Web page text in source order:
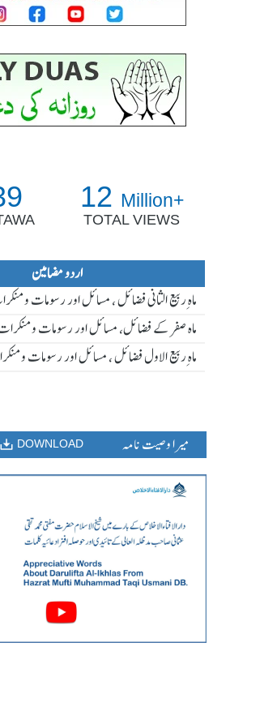
12 Million+
TOTAL VIEWS
اردو مضامین
ماہ ِربیع الثانی فضائل ، مسائل اور رسومات و
ماہ صفر کے فضائل، مسائل اور رسومات و
ماہ ِربیع الاول فضائل ، مسائل اور رسومات و
DOWNLOAD میرا وصیت نامہ